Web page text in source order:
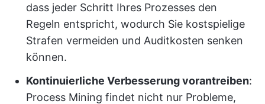
dass jeder Schritt Ihres Prozesses den
Regeln entspricht, wodurch Sie kostspielige
Strafen vermeiden und Auditkosten senken
können.
Kontinuierliche Verbesserung vorantreiben:
Process Mining findet nicht nur Probleme,